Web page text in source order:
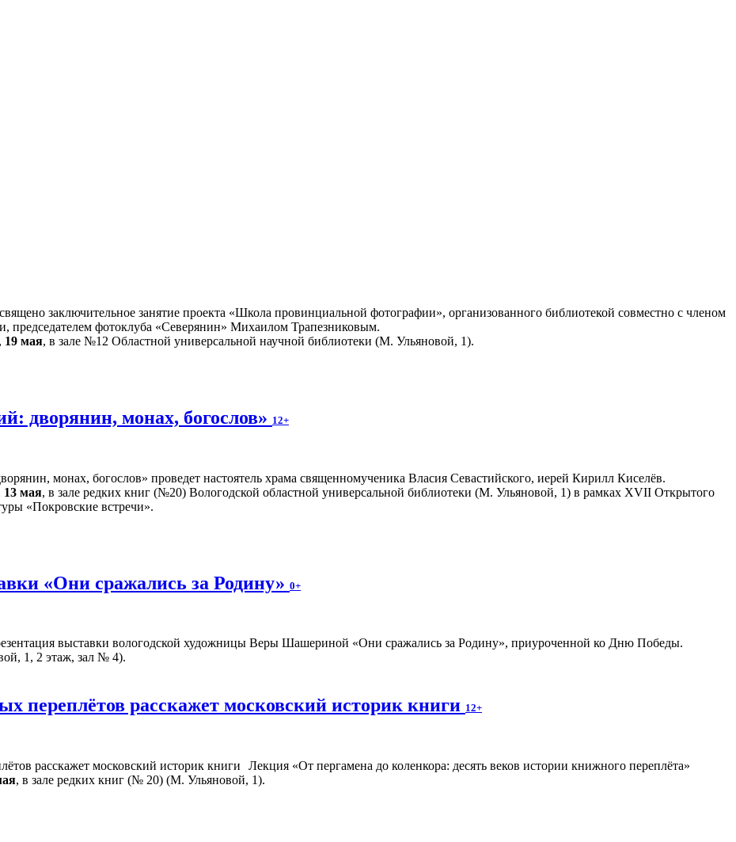
заключительное занятие проекта «Школа провинциальной фотографии», организованного библиотекой совместно с членом
председателем фотоклуба «Северянин» Михаилом Трапезниковым.
19 мая, в зале №12 Областной универсальной научной библиотеки (М. Ульяновой, 1).
дворянин, монах, богослов» 12+
монах, богослов» проведет настоятель храма священномученика Власия Севастийского, иерей Кирилл Киселёв.
13 мая, в зале редких книг (№20) Вологодской областной универсальной библиотеки (М. Ульяновой, 1) в рамках XVII Открытого
«Покровские встречи».
«Они сражались за Родину» 0+
выставки вологодской художницы Веры Шашериной «Они сражались за Родину», приуроченной ко Дню Победы.
1, 2 этаж, зал № 4).
переплётов расскажет московский историк книги 12+
Лекция «От пергамена до коленкора: десять веков истории книжного переплёта»
, в зале редких книг (№ 20) (М. Ульяновой, 1).